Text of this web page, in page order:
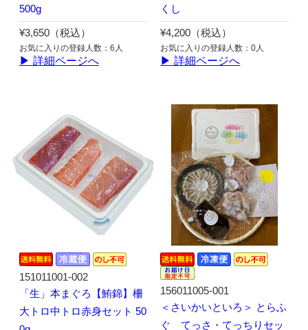
500g
¥3,650（税込）
お気に入りの登録人数：6人
▶ 詳細ページへ
くし
¥4,200（税込）
お気に入りの登録人数：0人
▶ 詳細ページへ
151011001-002
「生」本まぐろ【鮪錦】柵
大トロ中トロ赤身セット 50
156011005-001
＜さいかいといろ＞ とらふ
ぐ てっさ・てっちりセッ